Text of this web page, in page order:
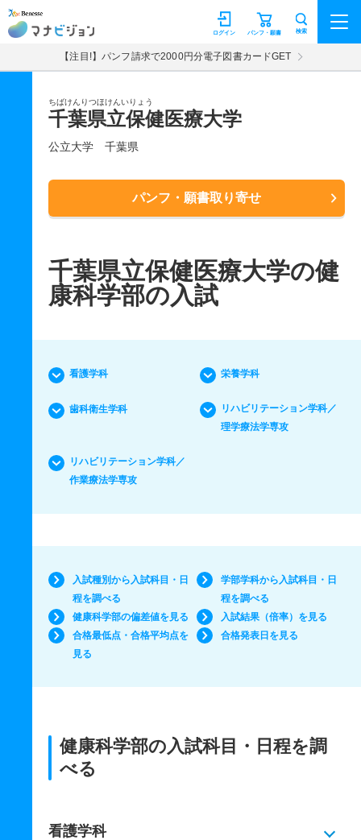
マナビジョン パンフ・願書
ログイン 検索
【注目!】パンフ請求で2000円分電子図書カードGET
ちばけんりつほけんいりょう
千葉県立保健医療大学
公立大学 千葉県
パンフ・願書取り寄せ
千葉県立保健医療大学の健
康科学部の入試
看護学科 栄養学科
歯科衛生学科
リハビリテーション学科／
理学療法学専攻
リハビリテーション学科／
作業療法学専攻
入試種別から入試科目・日
程を調べる
学部学科から入試科目・日
程を調べる
健康科学部の偏差値を見る
入試結果（倍率）を見る
合格最低点・合格平均点を
見る
合格発表日を見る
健康科学部の入試科目・日程を調
べる
看護学科